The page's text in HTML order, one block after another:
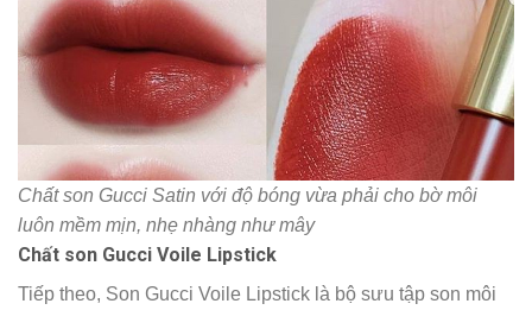
Chất son Gucci Satin với độ bóng vừa phải cho bờ môi
luôn mềm mịn, nhẹ nhàng như mây
Chất son Gucci Voile Lipstick
Tiếp theo, Son Gucci Voile Lipstick là bộ sưu tập son môi